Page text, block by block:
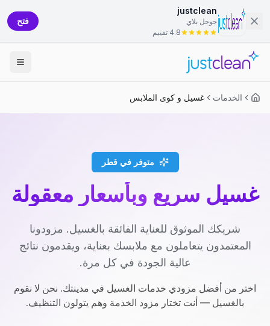
justclean
جوجل بلاي
4.8 تقييم
فتح
الخدمات غسيل و كوى الملابس
متوفر في قطر
غسيل سريع وبأسعار معقولة
شريكك الموثوق للعناية الفائقة بالغسيل. مزودونا
المعتمدون يتعاملون مع ملابسك بعناية، ويقدمون نتائج
عالية الجودة في كل مرة.
اختر من أفضل مزودي خدمات الغسيل في مدينتك. نحن لا نقوم
بالغسيل — أنت تختار مزود الخدمة وهم يتولون التنظيف.